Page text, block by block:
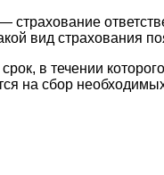
страхование
вид страхования
в течении
на сбор